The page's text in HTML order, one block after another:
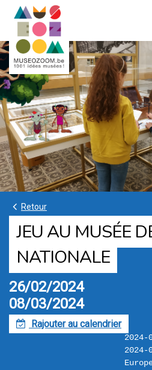
k Retour
JEU AU MUSÉE
NATIONALE
26/02/2024
08/03/2024
F Rajouter au calendrier
2024-
2024-